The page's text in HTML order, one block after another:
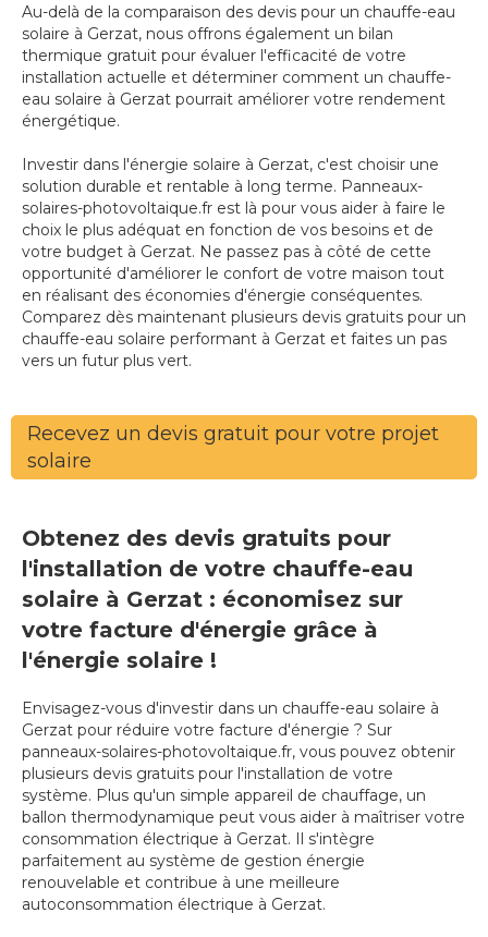
Au-delà de la comparaison des devis pour un chauffe-eau
solaire à Gerzat, nous offrons également un bilan
thermique gratuit pour évaluer l'efficacité de votre
installation actuelle et déterminer comment un chauffe-
eau solaire à Gerzat pourrait améliorer votre rendement
énergétique.
Investir dans l'énergie solaire à Gerzat, c'est choisir une
solution durable et rentable à long terme. Panneaux-
solaires-photovoltaique.fr est là pour vous aider à faire le
choix le plus adéquat en fonction de vos besoins et de
votre budget à Gerzat. Ne passez pas à côté de cette
opportunité d'améliorer le confort de votre maison tout
en réalisant des économies d'énergie conséquentes.
Comparez dès maintenant plusieurs devis gratuits pour un
chauffe-eau solaire performant à Gerzat et faites un pas
vers un futur plus vert.
Recevez un devis gratuit pour votre projet
solaire
Obtenez des devis gratuits pour
l'installation de votre chauffe-eau
solaire à Gerzat : économisez sur
votre facture d'énergie grâce à
l'énergie solaire !
Envisagez-vous d'investir dans un chauffe-eau solaire à
Gerzat pour réduire votre facture d'énergie ? Sur
panneaux-solaires-photovoltaique.fr, vous pouvez obtenir
plusieurs devis gratuits pour l'installation de votre
système. Plus qu'un simple appareil de chauffage, un
ballon thermodynamique peut vous aider à maîtriser votre
consommation électrique à Gerzat. Il s'intègre
parfaitement au système de gestion énergie
renouvelable et contribue à une meilleure
autoconsommation électrique à Gerzat.